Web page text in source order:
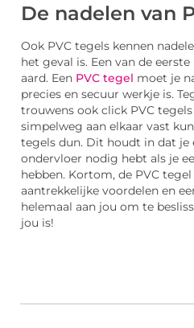
De nadelen van
Ook PVC tegels kennen
het geval is. Een van de
aard. Een PVC tegel moet je
precies en secuur werkje is.
trouwens ook click PVC
simpelweg aan elkaar vast
tegels dun. Dit houdt in dat je
ondervloer nodig hebt als je
hebben. Kortom, de PVC
aantrekkelijke voordelen en
helemaal aan jou om te
jou is!